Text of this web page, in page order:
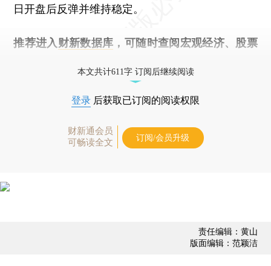
日开盘后反弹并维持稳定。
推荐进入 财新数据库 ，可随时查阅宏观经济、股票
本文共计611字 订阅后继续阅读
登录 后获取已订阅的阅读权限
财新通会员
可畅读全文
订阅/会员升级
责任编辑：黄山
版面编辑：范颖洁